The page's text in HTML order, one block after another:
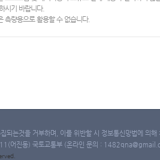
시기 바랍니다.
측량용으로 활용할 수 없습니다.
되는것을 거부하며, 이를 위반할 시 정보통신망법에 의
어진동) 국토교통부 (온라인 문의 :